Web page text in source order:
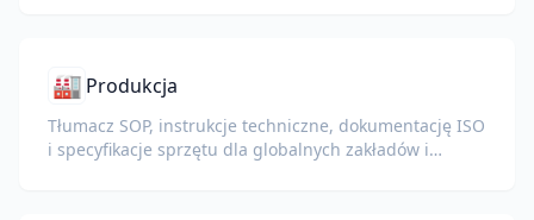
🏭 Produkcja
Tłumacz SOP, instrukcje techniczne, dokumentację ISO
i specyfikacje sprzętu dla globalnych zakładów i